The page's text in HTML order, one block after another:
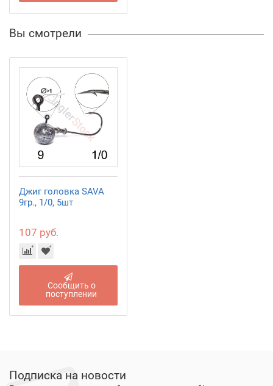
Вы смотрели
Джиг головка SAVA
9гр., 1/0, 5шт
107 руб.
Сообщить о
поступлении
Подписка на новости